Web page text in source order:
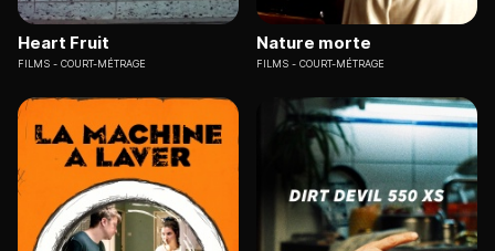
Heart Fruit
FILMS COURT-MÉTRAGE
Nature morte
FILMS COURT-MÉTRAGE